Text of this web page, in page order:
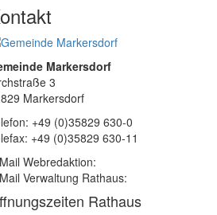
Markersdorf
3
Markersdorf
+49 (0)35829 630-0
+49 (0)35829 630-11
Webredaktion:
Verwaltung Rathaus:
Rathaus